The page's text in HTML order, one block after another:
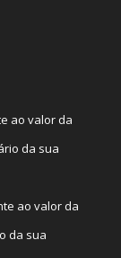
ao valor da
da sua
ao valor da
da sua